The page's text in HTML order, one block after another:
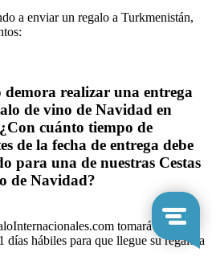
a enviar un regalo a Turkmenistán,
realizar una entrega
de vino de Navidad en
cuánto tiempo de
de la fecha de entrega debe
para una de nuestras Cestas
de Navidad?
tomará
días hábiles para que llegue su regalo a